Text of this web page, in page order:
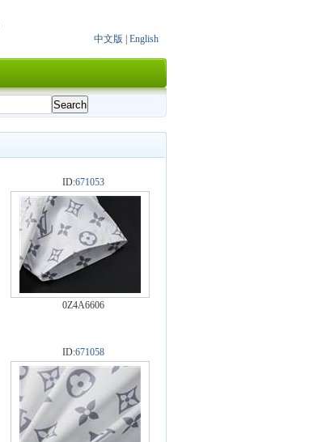
中文版 English
ID:671053
0Z4A6606
ID:671058